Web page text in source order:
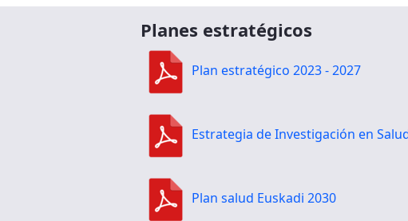
Planes estratégicos
Plan estratégico 2023 - 2027
Estrategia de Investigación en
Plan salud Euskadi 2030